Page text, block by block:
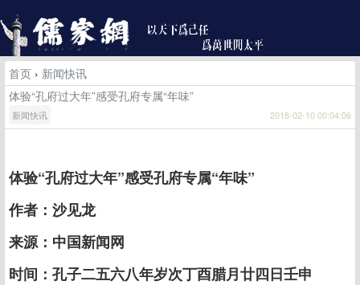
首页 › 新闻快讯
体验“孔府过大年”感受孔府专属“年味”
新闻快讯 2018-02-10 00:04:06
体验“孔府过大年”感受孔府专属“年味”
作者：沙见龙
来源：中国新闻网
时间：孔子二五六八年岁次丁酉腊月廿四日壬申